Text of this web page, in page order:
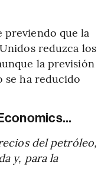
previendo que la
reduzca los
la previsión
ha reducido
del petróleo,
y, para la